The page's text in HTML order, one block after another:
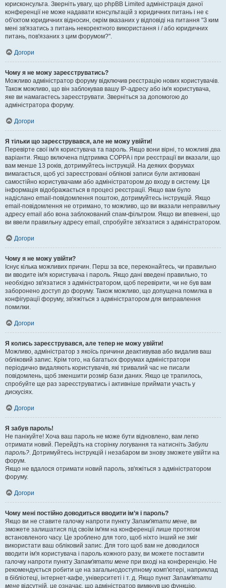
юрисконсульта. Зверніть увагу, що phpBB Limited адміністрація даної
конференції не може надавати консультацій з юридичних питань і не є
об'єктом юридичних відносин, окрім вказаних у відповіді на питання "З ким
мені зв'язатись з питань некоректного використання і / або юридичних
питань, пов'язаних з цим форумом?".
Догори
Чому я не можу зареєструватись?
Можливо адміністратор форуму відключив реєстрацію нових користувачів.
Також можливо, що він заблокував вашу IP-адресу або ім'я користувача,
яке ви намагаєтесь зареєструвати. Зверніться за допомогою до
адміністратора форуму.
Догори
Я тільки що зареєструвався, але не можу увійти!
Перевірте свої ім'я користувача та пароль. Якщо вони вірні, то можливі два
варіанти. Якщо включена підтримка COPPA і при реєстрації ви вказали, що
вам менше 13 років, дотримуйтесь інструкцій. На деяких форумах
вимагається, щоб усі зареєстровані облікові записи були активовані
самостійно користувачами або адміністратором до входу в систему. Ця
інформація відображається в процесі реєстрації. Якщо вам було
надіслано email-повідомлення поштою, дотримуйтесь інструкцій. Якщо
email-повідомлення не отримано, то можливо, що ви вказали неправильну
адресу email або вона заблокований спам-фільтром. Якщо ви впевнені, що
ви ввели правильну адресу email, спробуйте зв'язатися з адміністратором.
Догори
Чому я не можу увійти?
Існує кілька можливих причин. Перш за все, переконайтесь, чи правильно
ви вводите ім'я користувача і пароль. Якщо дані введені правильно, то
необхідно зв'язатися з адміністратором, щоб перевірити, чи не був вам
заборонено доступ до форуму. Також можливо, що допущена помилка в
конфігурації форуму, зв'яжіться з адміністратором для виправлення
помилки.
Догори
Я колись зареєструвався, але тепер не можу увійти!
Можливо, адміністратор з якоїсь причини деактивував або видалив ваш
обліковий запис. Крім того, на багатьох форумах адміністратори
періодично видаляють користувачів, які тривалий час не писали
повідомлень, щоб зменшити розмір бази даних. Якщо це трапилось,
спробуйте ще раз зареєструватись і активніше приймати участь у
дискусіях.
Догори
Я забув пароль!
Не панікуйте! Хоча ваш пароль не може бути відновлено, вам легко
отримати новий. Перейдіть на сторінку логування та натисніть Забули
пароль?. Дотримуйтесь інструкцій і незабаром ви знову зможете увійти на
форум.
Якщо не вдалося отримати новий пароль, зв'яжіться з адміністратором
форуму.
Догори
Чому мені постійно доводиться вводити ім’я і пароль?
Якщо ви не ставите галочку напроти пункту Запам'ятати мене, ви
зможете залишатися під своїм ім'ям на конференції лише протягом
встановленого часу. Це зроблено для того, щоб ніхто інший не зміг
використати ваш обліковий запис. Для того щоб вам не доводилося
вводити ім'я користувача і пароль кожного разу, ви можете поставити
галочку напроти пункту Запам'ятати мене при вході на конференцію. Не
рекомендується робити це на загальнодоступному комп'ютері, наприклад
в бібліотеці, інтернет-кафе, університеті і т. д. Якщо пункт Запам'ятати
мене відсутній, це означає, що адміністратор вимкнув цю функцію.